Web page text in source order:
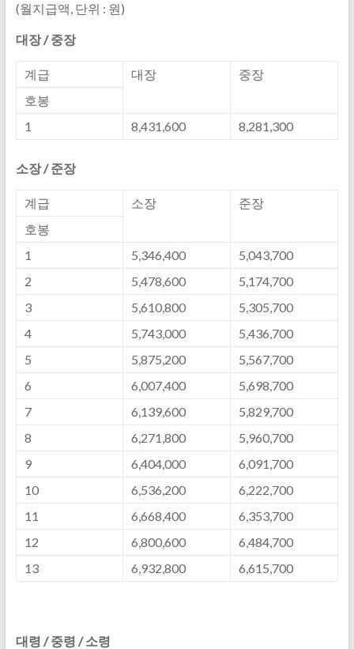
(월지급액, 단위 : 원)
대장 / 중장
계급 대장
중장
호봉
1
8,431,600 8,281,300
소장 / 준장
계급 소장
준장
호봉
1
5,346,400
5,043,700
2
5,478,600
5,174,700
3
5,610,800
5,305,700
4
5,743,000
5,436,700
5
5,875,200
5,567,700
6
6,007,400
5,698,700
7
6,139,600
5,829,700
8
6,271,800
5,960,700
9
6,404,000
6,091,700
10
6,536,200
6,222,700
11
6,668,400
6,353,700
12
6,800,600
6,484,700
13
6,932,800 6,615,700
대령 / 중령 / 소령